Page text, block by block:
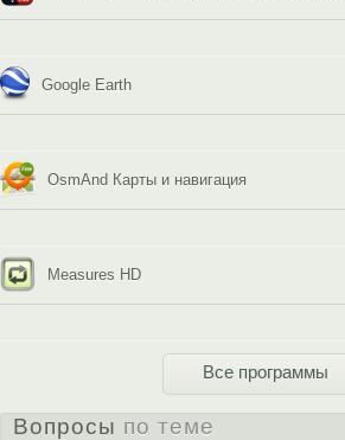
Google Earth
OsmAnd Карты и навигация
Measures HD
Все программы
Вопросы по теме